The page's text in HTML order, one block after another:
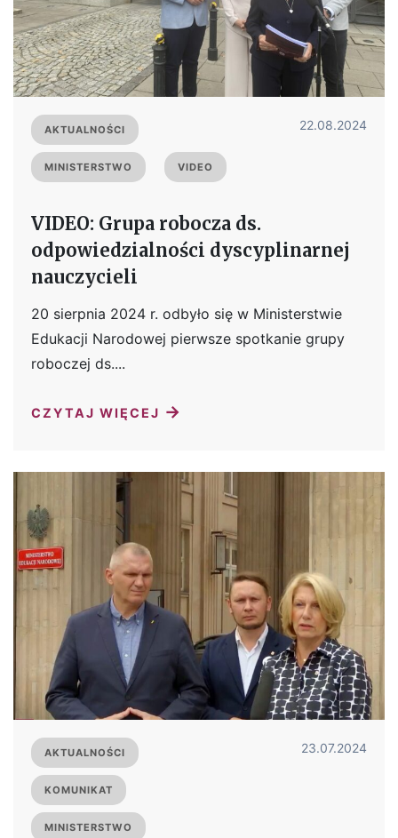
AKTUALNOŚCI
MINISTERSTWO VIDEO
22.08.2024
VIDEO: Grupa robocza ds.
odpowiedzialności dyscyplinarnej
nauczycieli
20 sierpnia 2024 r. odbyło się w Ministerstwie
Edukacji Narodowej pierwsze spotkanie grupy
roboczej ds....
CZYTAJ WIĘCEJ →
AKTUALNOŚCI
KOMUNIKAT
MINISTERSTWO
23.07.2024